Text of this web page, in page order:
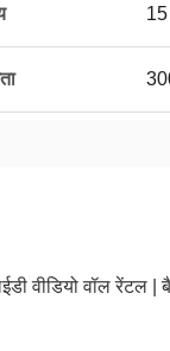
15
वीडियो वॉल